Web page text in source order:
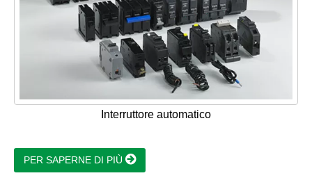
Interruttore automatico
PER SAPERNE DI PIÙ